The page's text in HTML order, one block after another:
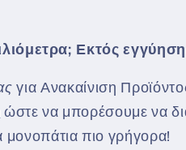
Εκτός
για Ανακαίνιση
ώστε να μπορέσουμε να
πιο γρήγορα!